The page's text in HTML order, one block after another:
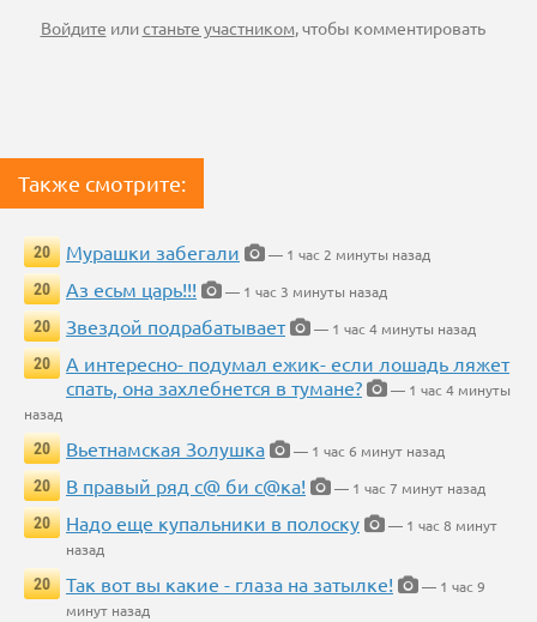
Войдите илистаньте участником, чтобы комментировать
Также смотрите:
20 Мурашки забегали
— 1 час 2 минуты назад
20
Аз есьм царь!!!
— 1 час 3 минуты назад
20
Звездой подрабатывает
— 1 час 4 минуты назад
20
А интересно- подумал ежик- если лошадь ляжет
спать, она захлебнется в тумане?
— 1 час 4 минуты
назад
20
Вьетнамская Золушка
— 1 час 6 минут назад
20
В правый ряд с@ би с@ка!
— 1 час 7 минут назад
20
Надо еще купальники в полоску
— 1 час 8 минут
назад
20
Так вот вы какие - глаза на затылке!
— 1 час 9
минут назад